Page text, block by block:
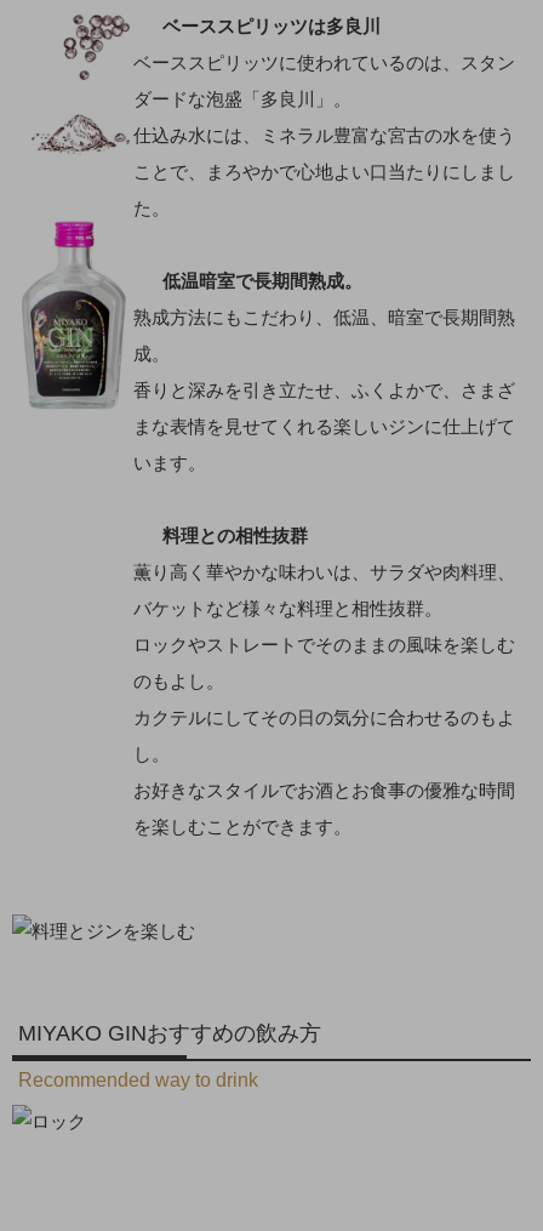
ベーススピリッツは多良川
ベーススピリッツに使われているのは、スタン
ダードな泡盛「多良川」。
仕込み水には、ミネラル豊富な宮古の水を使う
ことで、まろやかで心地よい口当たりにしまし
た。
低温暗室で長期間熟成。
熟成方法にもこだわり、低温、暗室で⾧期間熟
成。
香りと深みを引き立たせ、ふくよかで、さまざ
まな表情を見せてくれる楽しいジンに仕上げて
います。
料理との相性抜群
薫り高く華やかな味わいは、サラダや肉料理、
バケットなど様々な料理と相性抜群。
ロックやストレートでそのままの風味を楽しむ
のもよし。
カクテルにしてその日の気分に合わせるのもよ
し。
お好きなスタイルでお酒とお食事の優雅な時間
を楽しむことができます。
MIYAKO GINおすすめの飲み方
Recommended way to drink